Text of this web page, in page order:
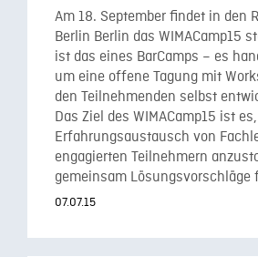
Am 18. September findet in den
Berlin Berlin das WIMACamp15
ist das eines BarCamps – es
um eine offene Tagung mit
den Teilnehmenden selbst
Das Ziel des WIMACamp15 ist
Erfahrungsaustausch von
engagierten Teilnehmern
gemeinsam Lösungsvorschläge
07.07.15